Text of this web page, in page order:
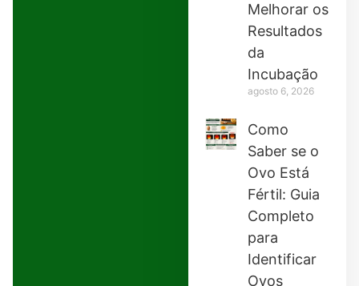
Melhorar os
Resultados
da
Incubação
agosto 6, 2026
Como
Saber se o
Ovo Está
Fértil: Guia
Completo
para
Identificar
Ovos